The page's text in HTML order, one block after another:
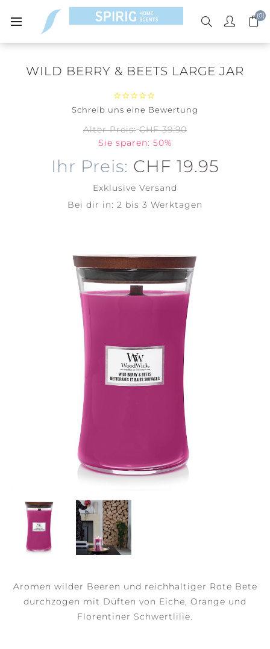
(0)
WILD BERRY & BEETS LARGE JAR
Schreib uns eine Bewertung
Alter Preis: CHF 39.90
Sie sparen: 50%
Ihr Preis: CHF 19.95
Exklusive Versand
Bei dir in: 2 bis 3 Werktagen
Aromen wilder Beeren und reichhaltiger Rote Bete
durchzogen mit Düften von Eiche, Orange und
Florentiner Schwertlilie.